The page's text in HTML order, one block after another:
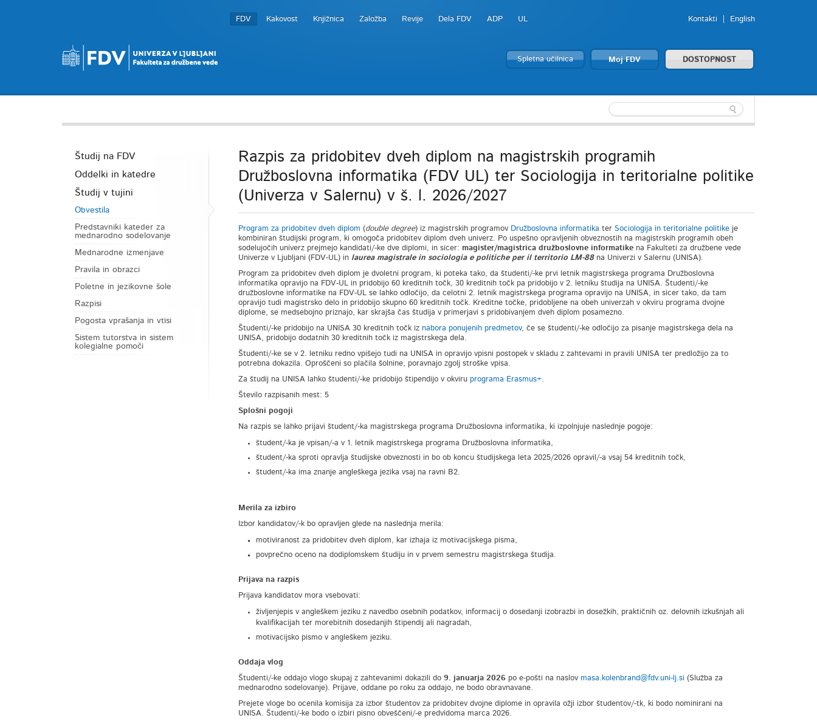
FDV Kakovost Knjižnica Založba Revije Dela FDV ADP UL Kontakti English
Spletna učilnica Moj FDV DOSTOPNOST
Študij na FDV
Oddelki in katedre
Študij v tujini
Obvestila
Predstavniki kateder za
mednarodno sodelovanje
Mednarodne izmenjave
Pravila in obrazci
Poletne in jezikovne šole
Razpisi
Pogosta vprašanja in vtisi
Sistem tutorstva in sistem
kolegialne pomoči
Razpis za pridobitev dveh diplom na magistrskih programih
Družboslovna informatika (FDV UL) ter Sociologija in teritorialne politike
(Univerza v Salernu) v š. l. 2026/2027
Program za pridobitev dveh diplom (double degree) iz magistrskih programov Družboslovna informatika ter Sociologija in teritorialne politikeje
kombiniran študijski program, ki omogoča pridobitev diplom dveh univerz. Po uspešno opravljenih obveznostih na magistrskih programih obeh
sodelujočih univerz prejmejo kandidati/-ke dve diplomi, in sicer: magister/magistrica družboslovne informatike na Fakulteti za družbene vede
Univerze v Ljubljani (FDV-UL) in laurea magistrale in sociologia e politiche per il territorio LM-88na Univerzi v Salernu (UNISA).
Program za pridobitev dveh diplom je dvoletni program, ki poteka tako, da študenti/-ke prvi letnik magistrskega programa Družboslovna
informatika opravijo na FDV-UL in pridobijo 60 kreditnih točk, 30 kreditnih točk pa pridobijo v 2. letniku študija na UNISA. Študenti/-ke
družboslovne informatike na FDV-UL se lahko odločijo, da celotni 2. letnik magistrskega programa opravijo na UNISA, in sicer tako, da tam
opravijo tudi magistrsko delo in pridobijo skupno 60 kreditnih točk. Kreditne točke, pridobljene na obeh univerzah v okviru programa dvojne
diplome, se medsebojno priznajo, kar skrajša čas študija v primerjavi s pridobivanjem dveh diplom posamezno.
Študenti/-ke pridobijo na UNISA 30 kreditnih točk iz nabora ponujenih predmetov, če se študenti/-ke odločijo za pisanje magistrskega dela na
UNISA, pridobijo dodatnih 30 kreditnih točk iz magistrskega dela.
Študenti/-ke se v 2. letniku redno vpišejo tudi na UNISA in opravijo vpisni postopek v skladu z zahtevami in pravili UNISA ter predložijo za to
potrebna dokazila. Oproščeni so plačila šolnine, poravnajo zgolj stroške vpisa.
Za študij na UNISA lahko študenti/-ke pridobijo štipendijo v okviru programa Erasmus+.
Število razpisanih mest: 5
Splošni pogoji
Na razpis se lahko prijavi študent/-ka magistrskega programa Družboslovna informatika, ki izpolnjuje naslednje pogoje:
študent/-ka je vpisan/-a v 1. letnik magistrskega programa Družboslovna informatika,
študent/-ka sproti opravlja študijske obveznosti in bo ob koncu študijskega leta 2025/2026 opravil/-a vsaj 54 kreditnih točk,
študent/-ka ima znanje angleškega jezika vsaj na ravni B2.
Merila za izbiro
Izbor kandidatov/-k bo opravljen glede na naslednja merila:
motiviranost za pridobitev dveh diplom, kar izhaja iz motivacijskega pisma,
povprečno oceno na dodiplomskem študiju in v prvem semestru magistrskega študija.
Prijava na razpis
Prijava kandidatov mora vsebovati:
življenjepis v angleškem jeziku z navedbo osebnih podatkov, informacij o dosedanji izobrazbi in dosežkih, praktičnih oz. delovnih izkušnjah ali
kvalifikacijah ter morebitnih dosedanjih štipendij ali nagradah,
motivacijsko pismo v angleškem jeziku.
Oddaja vlog
Študenti/-ke oddajo vlogo skupaj z zahtevanimi dokazili do9. januarja 2026 po e-pošti na naslov masa.kolenbrand@fdv.uni-lj.si (Služba za
mednarodno sodelovanje). Prijave, oddane po roku za oddajo, ne bodo obravnavane.
Prejete vloge bo ocenila komisija za izbor študentov za pridobitev dvojne diplome in opravila ožji izbor študentov/-tk, ki bodo nominirani na
UNISA. Študenti/-ke bodo o izbiri pisno obveščeni/-e predvidoma marca 2026.